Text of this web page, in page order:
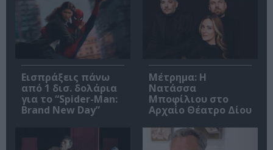
Εισπράξεις πάνω
από 1 δισ. δολάρια
για το “Spider-Man:
Brand New Day”
Μέτρημα: Η
Νατάσσα
Μποφίλιου στο
Αρχαίο Θέατρο Δίου